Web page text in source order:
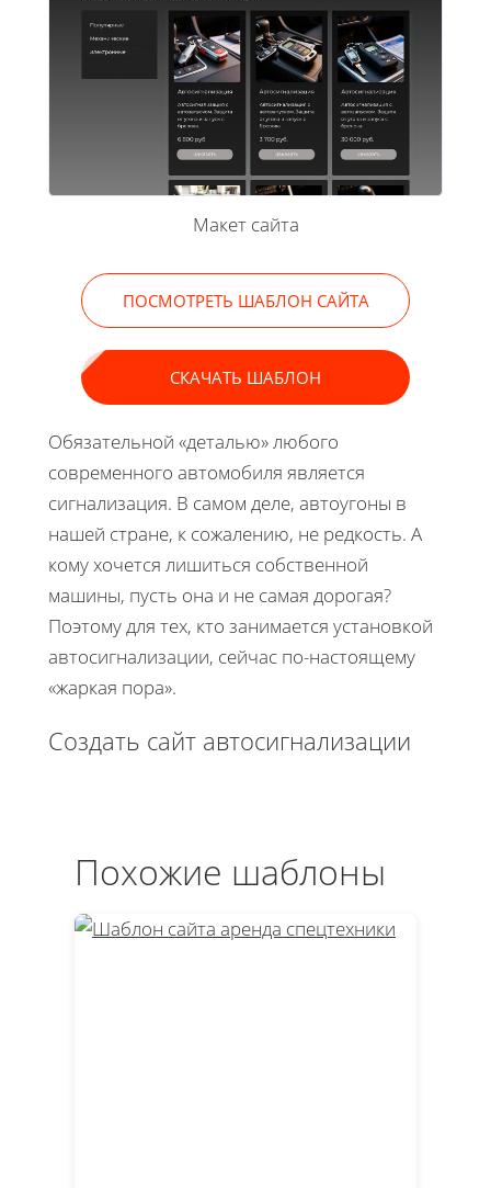
Макет сайта
ПОСМОТРЕТЬ ШАБЛОН САЙТА
СКАЧАТЬ ШАБЛОН
Обязательной «деталью» любого
современного автомобиля является
сигнализация. В самом деле, автоугоны в
нашей стране, к сожалению, не редкость. А
кому хочется лишиться собственной
машины, пусть она и не самая дорогая?
Поэтому для тех, кто занимается установкой
автосигнализации, сейчас по-настоящему
«жаркая пора».
Создать сайт автосигнализации
Похожие шаблоны